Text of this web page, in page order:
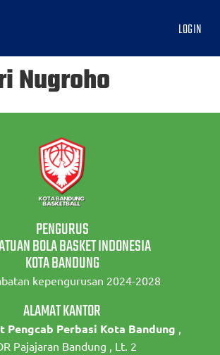
LOGIN
Nugroho
PENGURUS
BOLA BASKET INDONESIA
KOTA BANDUNG
kepengurusan 2024-2028
ALAMAT KANTOR
Pengcab Perbasi Kota Bandung ,
Pajajaran Bandung , Lt. 2